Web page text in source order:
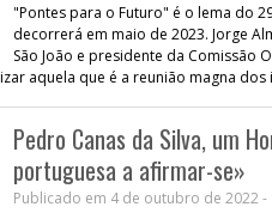
"Pontes para o Futuro" é o lema do
decorrerá em maio de 2023. Jorge
São João e presidente da Comissão
aquela que é a reunião magna dos
Pedro Canas da Silva, um
portuguesa a afirmar-se»
Publicado em 4 de outubro de 2022 -